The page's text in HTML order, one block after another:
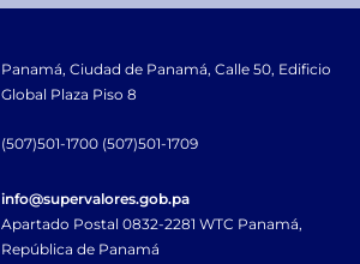
Panamá, Ciudad de Panamá, Calle 50, Edificio
Global Plaza Piso 8
(507)501-1700 (507)501-1709
info@supervalores.gob.pa
Apartado Postal 0832-2281 WTC Panamá,
República de Panamá​